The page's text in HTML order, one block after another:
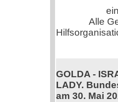
Alle
GOLDA -
LADY.
am 30. Mai